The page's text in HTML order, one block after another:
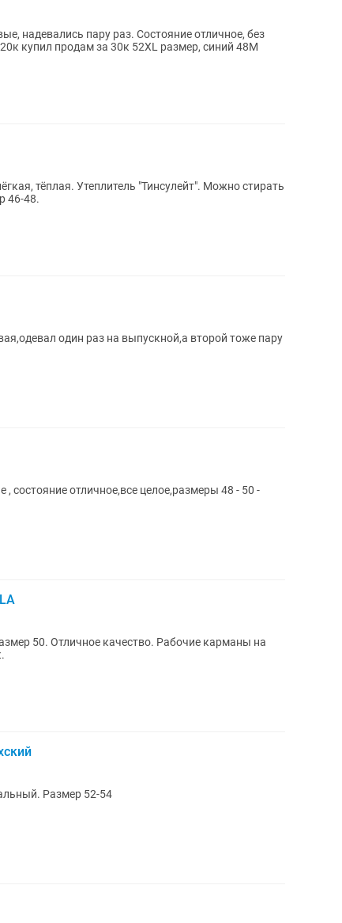
надевались пару раз. Состояние отличное, без
купил продам за 30к 52XL размер, синий 48М
тёплая. Утеплитель "Тинсулейт". Можно стирать
46-48.
один раз на выпускной,а второй тоже пару
состояние отличное,все целое,размеры 48 - 50 -
Размер 52-54